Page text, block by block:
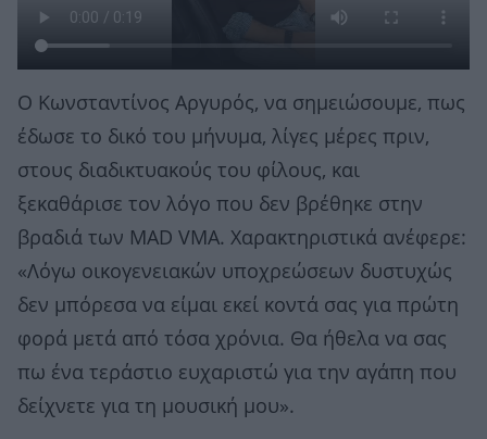
Ο Κωνσταντίνος Αργυρός, να σημειώσουμε, πως
έδωσε το δικό του μήνυμα, λίγες μέρες πριν,
στους διαδικτυακούς του φίλους, και
ξεκαθάρισε τον λόγο που δεν βρέθηκε στην
βραδιά των MAD VMA. Χαρακτηριστικά ανέφερε:
«Λόγω οικογενειακών υποχρεώσεων δυστυχώς
δεν μπόρεσα να είμαι εκεί κοντά σας για πρώτη
φορά μετά από τόσα χρόνια. Θα ήθελα να σας
πω ένα τεράστιο ευχαριστώ για την αγάπη που
δείχνετε για τη μουσική μου».